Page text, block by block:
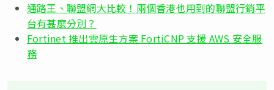
通路王、聯盟網大比較！兩個香港也用到的聯盟行銷平
台有甚麼分別？
Fortinet 推出雲原生方案 FortiCNP 支援 AWS 安全服
務